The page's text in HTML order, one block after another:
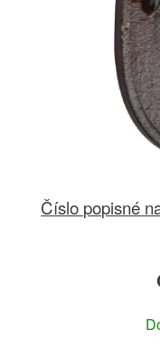
Číslo popisné